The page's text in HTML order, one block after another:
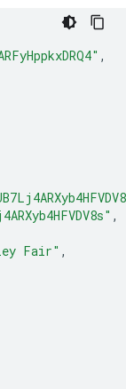
,
,
Fair" ,